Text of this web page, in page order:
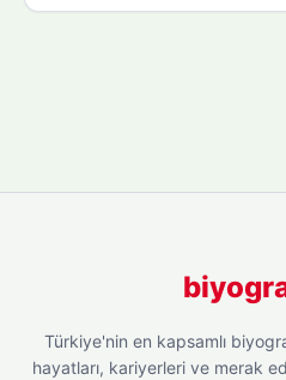
Türkiye'nin en kapsamlı
hayatları, kariyerleri ve merak